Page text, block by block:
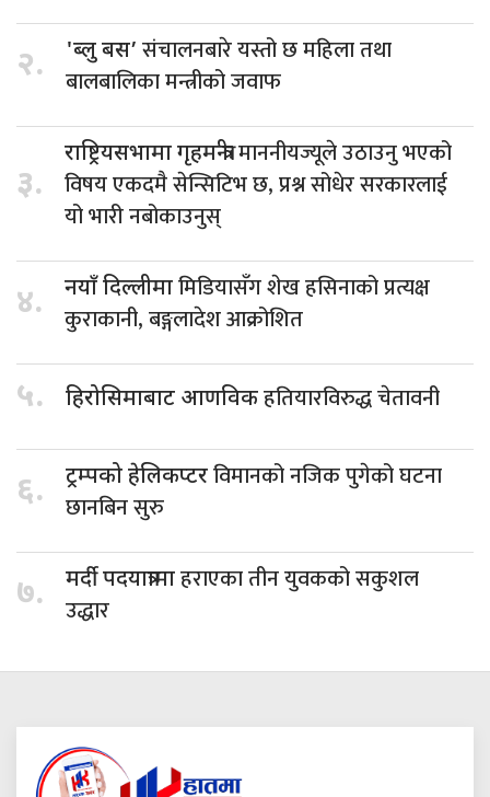
२. 'ब्लु बस’ संचालनबारे यस्तो छ महिला तथा
बालबालिका मन्त्रीको जवाफ
३.
राष्ट्रियसभामा गृहमन्त्रीःमाननीयज्यूले उठाउनु भएको
विषय एकदमै सेन्सिटिभ छ, प्रश्न सोधेर सरकारलाई
यो भारी नबोकाउनुस्
४. नयाँ दिल्लीमामिडियासँग शेख हसिनाको प्रत्यक्ष
कुराकानी, बङ्गलादेश आक्रोशित
५. हिरोसिमाबाट आणविकहतियारविरुद्ध चेतावनी
६. ट्रम्पको हेलिकप्टरविमानको नजिक पुगेको घटना
छानबिन सुरु
७. मर्दी पदयात्रामाहराएका तीन युवकको सकुशल
उद्धार